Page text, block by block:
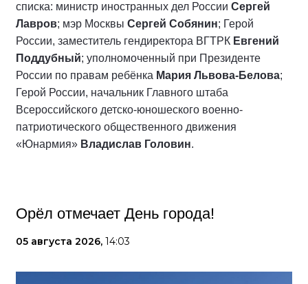
списка: министр иностранных дел России Сергей
Лавров; мэр Москвы Сергей Собянин; Герой
России, заместитель гендиректора ВГТРК Евгений
Поддубный; уполномоченный при Президенте
России по правам ребёнка Мария Львова-Белова;
Герой России, начальник Главного штаба
Всероссийского детско-юношеского военно-
патриотического общественного движения
«Юнармия» Владислав Головин.
Орёл отмечает День города!
05 августа 2026, 14:03